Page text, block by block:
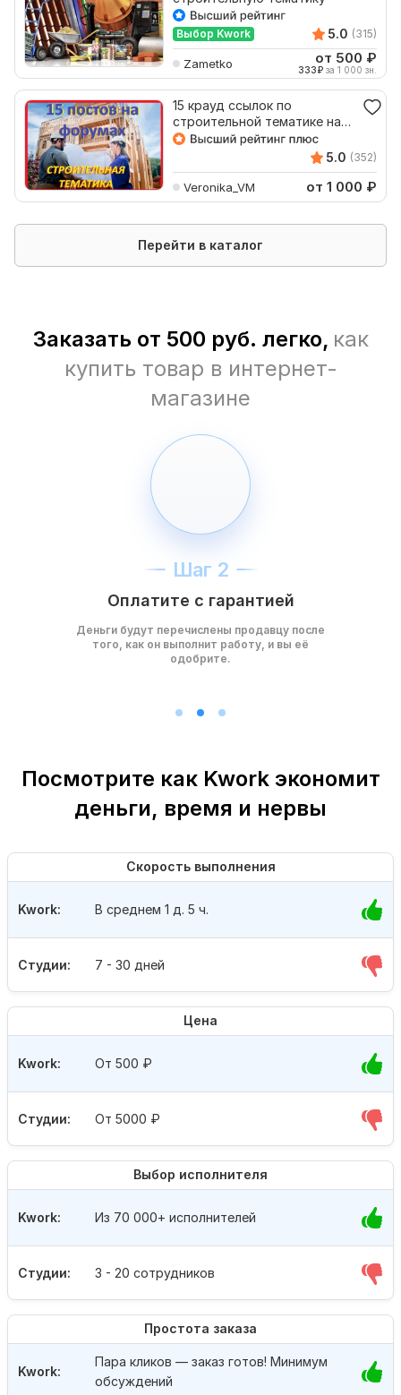
Выбор Kwork 5.0 (315)
Zametko от 500 ₽
333₽ за 1 000 зн.
15 крауд ссылок по
строительной тематике на
форумах
5.0 (352)
Veronika_VM от 1 000 ₽
Перейти в каталог
Заказать от 500 руб. легко, как
купить товар в интернет-
магазине
Шаг 2
Оплатите с гарантией
Деньги будут перечислены продавцу после
того, как он выполнит работу, и вы её
одобрите.
Посмотрите как Kwork экономит
деньги, время и нервы
Скорость выполнения
Студии: 7 - 30 дней
Kwork: В среднем 1 д. 5 ч.
Цена
Студии: От 5000 ₽
Kwork: От 500 ₽
Выбор исполнителя
Студии: 3 - 20 сотрудников
Kwork: Из 70 000+ исполнителей
Простота заказа
Kwork:
Пара кликов — заказ готов! Минимум
обсуждений